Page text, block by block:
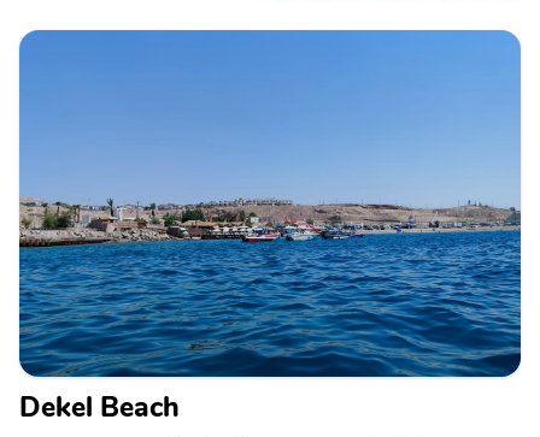
Dekel Beach